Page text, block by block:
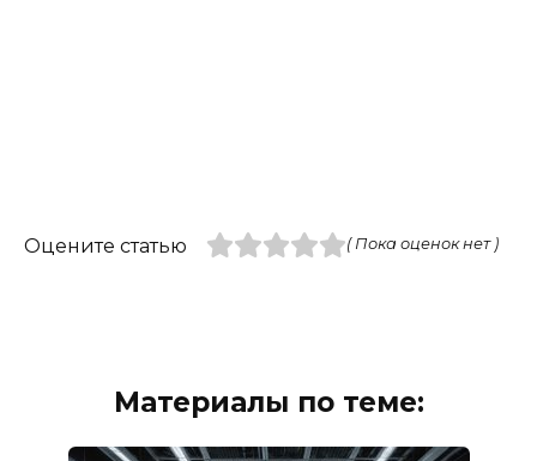
Оцените статью ( Пока оценок нет )
Материалы по теме: